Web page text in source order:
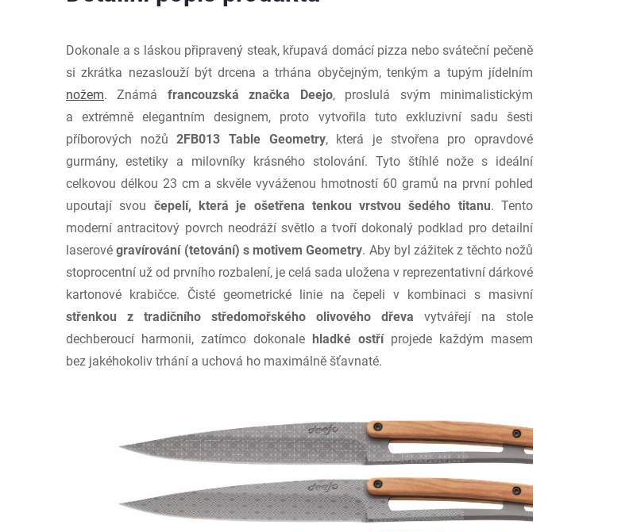
Dokonale a s láskou připravený steak, křupavá domácí pizza nebo sváteční pečeně
si zkrátka nezaslouží být drcena a trhána obyčejným, tenkým a tupým jídelním
nožem. Známá francouzská značka Deejo, proslulá svým minimalistickým
a extrémně elegantním designem, proto vytvořila tuto exkluzivní sadu šesti
příborových nožů2FB013 Table Geometry, která je stvořena pro opravdové
gurmány, estetiky a milovníky krásného stolování. Tyto štíhlé nože s ideální
celkovou délkou 23 cm a skvěle vyváženou hmotností 60 gramů na první pohled
upoutají svou čepelí, která je ošetřena tenkou vrstvou šedého titanu. Tento
moderní antracitový povrch neodráží světlo a tvoří dokonalý podklad pro detailní
laserovégravírování (tetování) s motivem Geometry. Aby byl zážitek z těchto nožů
stoprocentní už od prvního rozbalení, je celá sada uložena v reprezentativní dárkové
kartonové krabičce. Čisté geometrické linie na čepeli v kombinaci s masivní
střenkou z tradičního středomořského
olivového dřeva vytvářejí na stole
dechberoucí harmonii, zatímco dokonale hladké ostříprojede každým masem
bez jakéhokoliv trhání a uchová ho maximálně šťavnaté.